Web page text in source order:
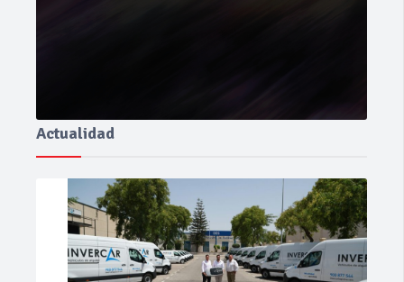
Actualidad